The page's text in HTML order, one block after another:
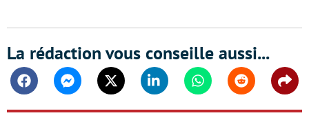
La rédaction vous conseille aussi...
FacebookMessengerTwitter Linkedin WhatsappReddit